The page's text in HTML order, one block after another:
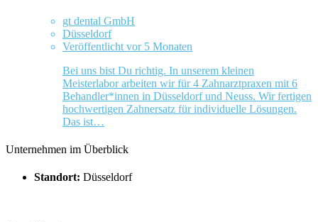
gt dental GmbH
Düsseldorf
Veröffentlicht vor 5 Monaten
Bei uns bist Du richtig. In unserem kleinen
Meisterlabor arbeiten wir für 4 Zahnarztpraxen mit 6
Behandler*innen in Düsseldorf und Neuss. Wir fertigen
hochwertigen Zahnersatz für individuelle Lösungen.
Das ist…
Unternehmen im Überblick
Standort: Düsseldorf